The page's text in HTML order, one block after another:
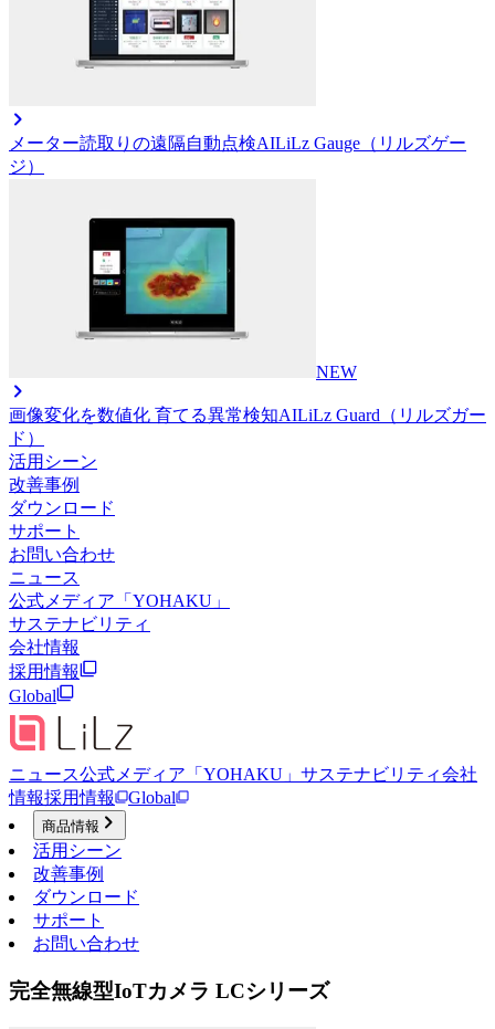
メーター読取りの遠隔自動点検AILiLz Gauge（リルズゲー
ジ）
NEW
画像変化を数値化 育てる異常検知AILiLz Guard（リルズガー
ド）
活用シーン
改善事例
ダウンロード
サポート
お問い合わせ
ニュース
公式メディア「YOHAKU」
サステナビリティ
会社情報
採用情報
Global
ニュース公式メディア「YOHAKU」 サステナビリティ会社
情報採用情報 Global
商品情報
活用シーン
改善事例
ダウンロード
サポート
お問い合わせ
完全無線型IoTカメラ LCシリーズ